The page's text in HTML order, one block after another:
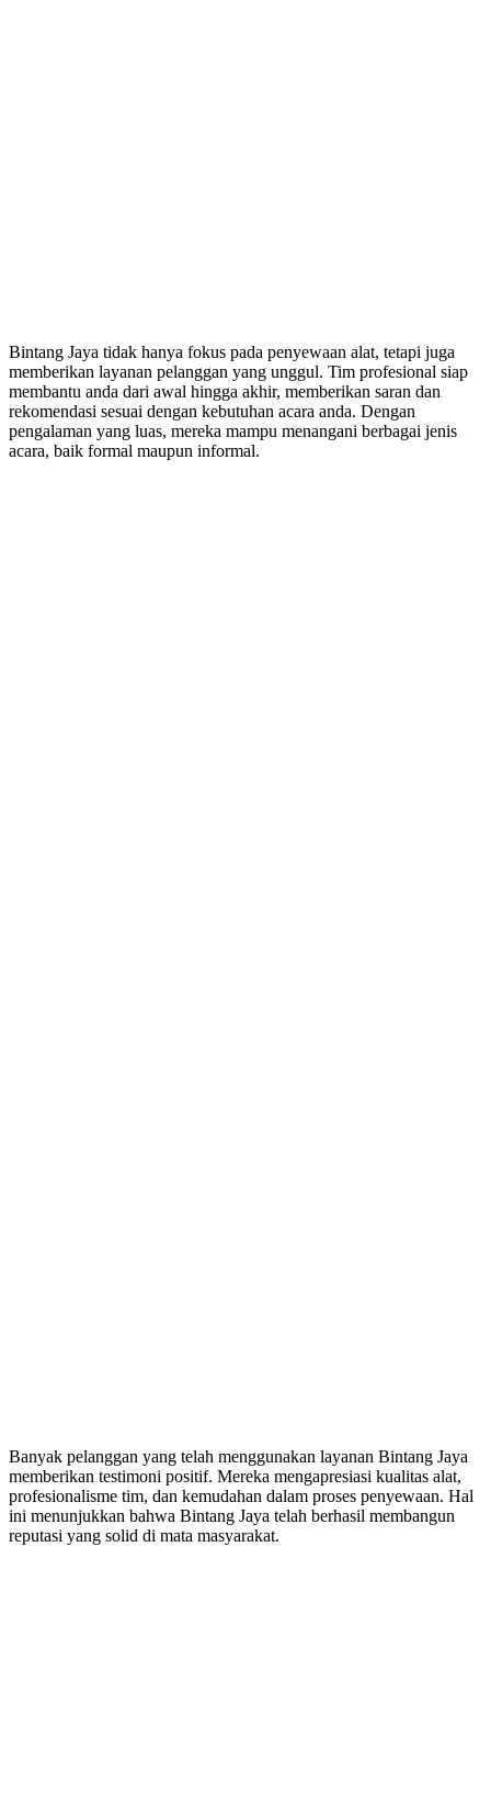
Bintang Jaya tidak hanya fokus pada penyewaan alat, tetapi juga
memberikan layanan pelanggan yang unggul. Tim profesional siap
membantu anda dari awal hingga akhir, memberikan saran dan
rekomendasi sesuai dengan kebutuhan acara anda. Dengan
pengalaman yang luas, mereka mampu menangani berbagai jenis
acara, baik formal maupun informal.
Banyak pelanggan yang telah menggunakan layanan Bintang Jaya
memberikan testimoni positif. Mereka mengapresiasi kualitas alat,
profesionalisme tim, dan kemudahan dalam proses penyewaan. Hal
ini menunjukkan bahwa Bintang Jaya telah berhasil membangun
reputasi yang solid di mata masyarakat.